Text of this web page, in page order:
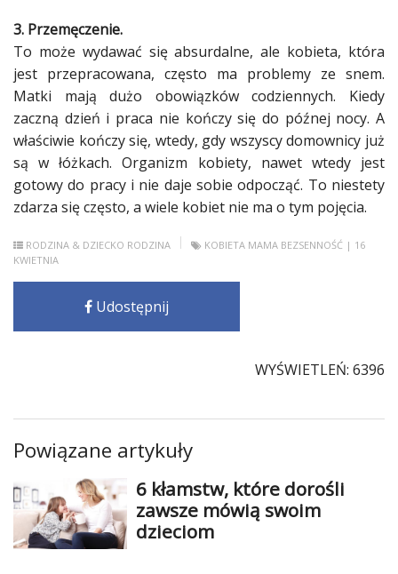
Dodaj
Dodaj
galerię
Dodaj
artykuł
3. Przemęczenie.
To może wydawać się absurdalne, ale kobieta, która
jest przepracowana, często ma problemy ze snem.
Matki mają dużo obowiązków codziennych. Kiedy
zaczną dzień i praca nie kończy się do późnej nocy. A
właściwie kończy się, wtedy, gdy wszyscy domownicy już
są w łóżkach. Organizm kobiety, nawet wtedy jest
gotowy do pracyi nie daje sobie odpocząć. To niestety
zdarza się często, a wiele kobiet nie ma o tym pojęcia.
RODZINA & DZIECKO RODZINA KOBIETA MAMA BEZSENNOŚĆ | 16
KWIETNIA
Udostępnij
WYŚWIETLEŃ: 6396
Powiązane artykuły
6 kłamstw, które dorośli
zawsze mówią swoim
dzieciom